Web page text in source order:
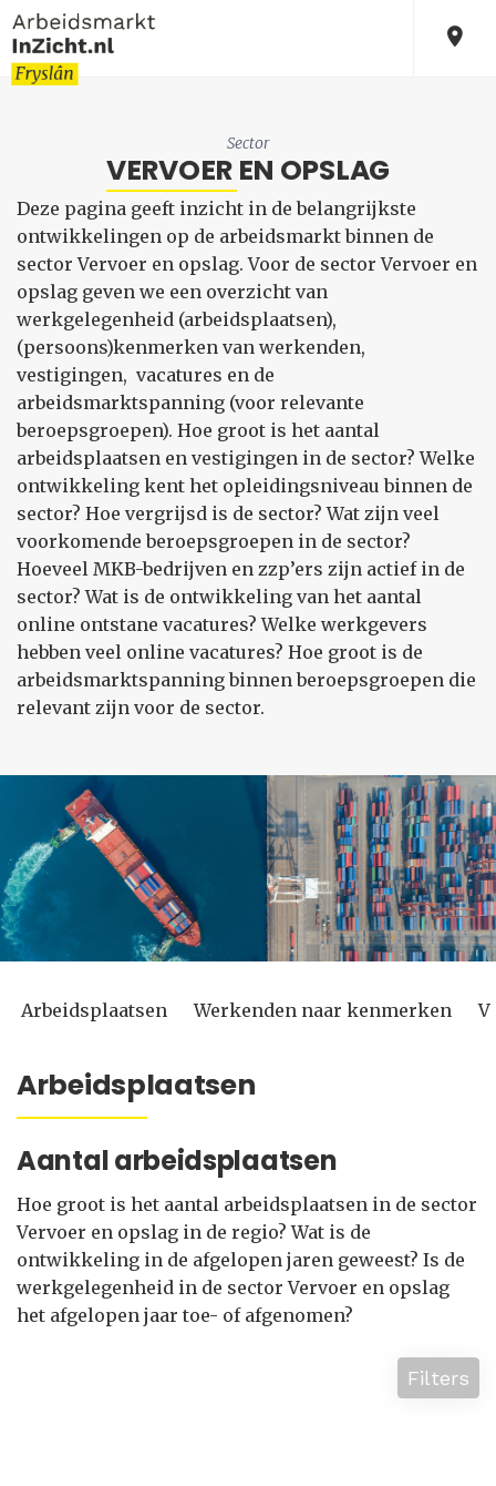
Sector
VERVOER EN OPSLAG
Deze pagina geeft inzicht in de belangrijkste
ontwikkelingen op de arbeidsmarkt binnen de
sector Vervoer en opslag. Voor de sector Vervoer en
opslag geven we een overzicht van
werkgelegenheid (arbeidsplaatsen),
(persoons)kenmerken van werkenden,
vestigingen, vacatures en de
arbeidsmarktspanning (voor relevante
beroepsgroepen). Hoe groot is het aantal
arbeidsplaatsen en vestigingen in de sector? Welke
ontwikkeling kent het opleidingsniveau binnen de
sector? Hoe vergrijsd is de sector? Wat zijn veel
voorkomende beroepsgroepen in de sector?
Hoeveel MKB-bedrijven en zzp’ers zijn actief in de
sector? Wat is de ontwikkeling van het aantal
online ontstane vacatures? Welke werkgevers
hebben veel online vacatures? Hoe groot is de
arbeidsmarktspanning binnen beroepsgroepen die
relevant zijn voor de sector.
Arbeidsplaatsen Werkenden naar kenmerken
Arbeidsplaatsen
Aantal arbeidsplaatsen
Hoe groot is het aantal arbeidsplaatsen in de sector
Vervoer en opslag in de regio? Wat is de
ontwikkeling in de afgelopen jaren geweest? Is de
werkgelegenheid in de sector Vervoer en opslag
het afgelopen jaar toe- of afgenomen?
Filters